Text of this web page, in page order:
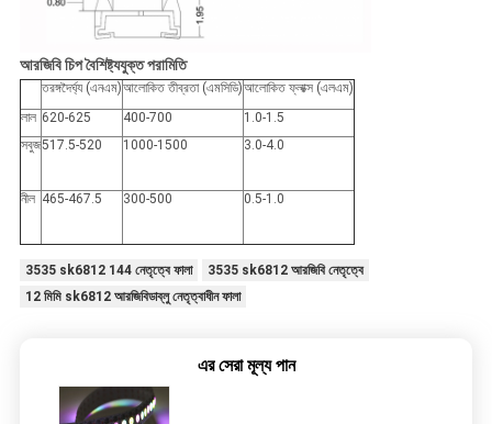
আরজিবি চিপ বৈশিষ্ট্যযুক্ত পরামিতি
তরঙ্গদৈর্ঘ্য (এনএম)আলোকিত তীব্রতা (এমসিডি)আলোকিত ফ্লাক্স (এলএম)
লাল 620-625 400-700
1.0-1.5
সবুজ517.5-520 1000-1500 3.0-4.0
নীল 465-467.5 300-500 0.5-1.0
3535 sk6812 144 নেতৃত্বে ফালা
3535 sk6812 আরজিবি নেতৃত্বে
12 মিমি sk6812 আরজিবিডাব্লু নেতৃত্বাধীন ফালা
এর সেরা মূল্য পান